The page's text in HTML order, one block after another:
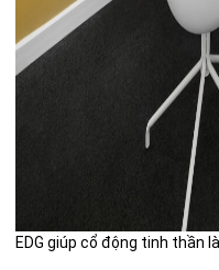
EDG giúp cổ động tinh thần